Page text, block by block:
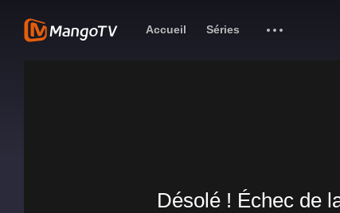
Accueil Séries
Désolé ! Échec de